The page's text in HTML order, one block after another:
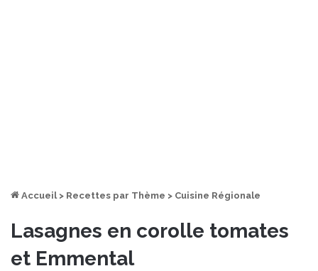
Accueil > Recettes par Thème > Cuisine Régionale
Lasagnes en corolle tomates
et Emmental